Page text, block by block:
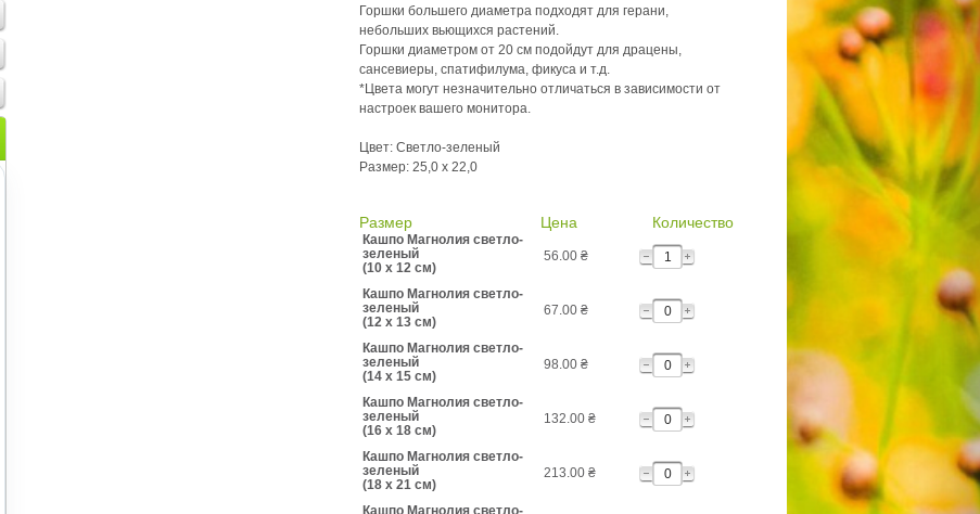
Горшки большего диаметра подходят для герани,
небольших вьющихся растений.
Горшки диаметром от 20 см подойдут для драцены,
сансевиеры, спатифилума, фикуса и т.д.
*Цвета могут незначительно отличаться в зависимости от
настроек вашего монитора.
Цвет: Светло-зеленый
Размер: 25,0 х 22,0
Размер Цена Количество
Кашпо Магнолия светло-
зеленый
(10 x 12 см)
56.00 ₴
Кашпо Магнолия светло-
зеленый
(12 x 13 см)
67.00 ₴
Кашпо Магнолия светло-
зеленый
(14 x 15 см)
98.00 ₴
Кашпо Магнолия светло-
зеленый
(16 x 18 см)
132.00 ₴
Кашпо Магнолия светло-
зеленый
(18 x 21 см)
213.00 ₴
Кашпо Магнолия светло-